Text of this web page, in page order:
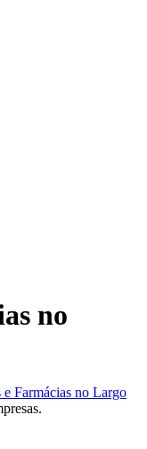
no
e Farmácias no Largo